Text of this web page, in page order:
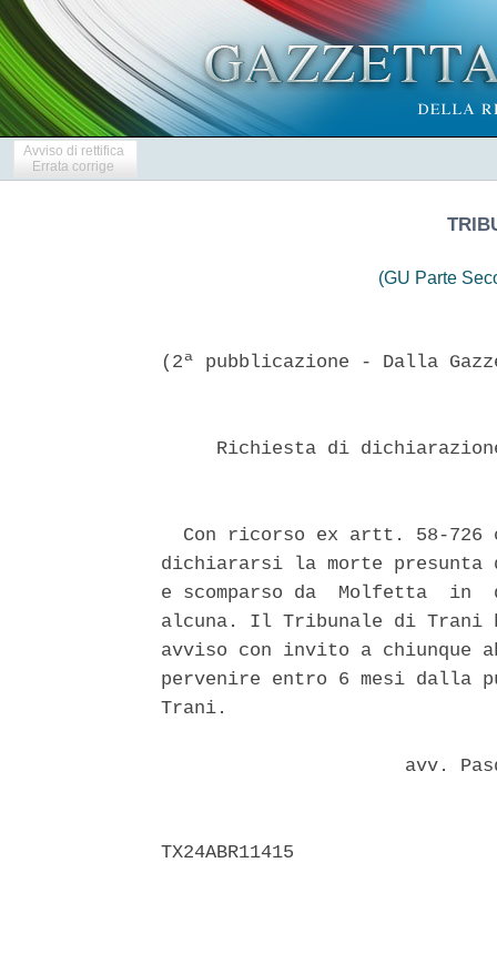
Avviso di rettifica
Errata corrige
(GU Parte
(2ª pubblicazione - Dalla
Richiesta di
Con ricorso ex artt. 58-726
dichiararsi la morte
e scomparso da  Molfetta
alcuna. Il Tribunale di Trani
avviso con invito a chiunque
pervenire entro 6 mesi dalla
Trani.
avv.